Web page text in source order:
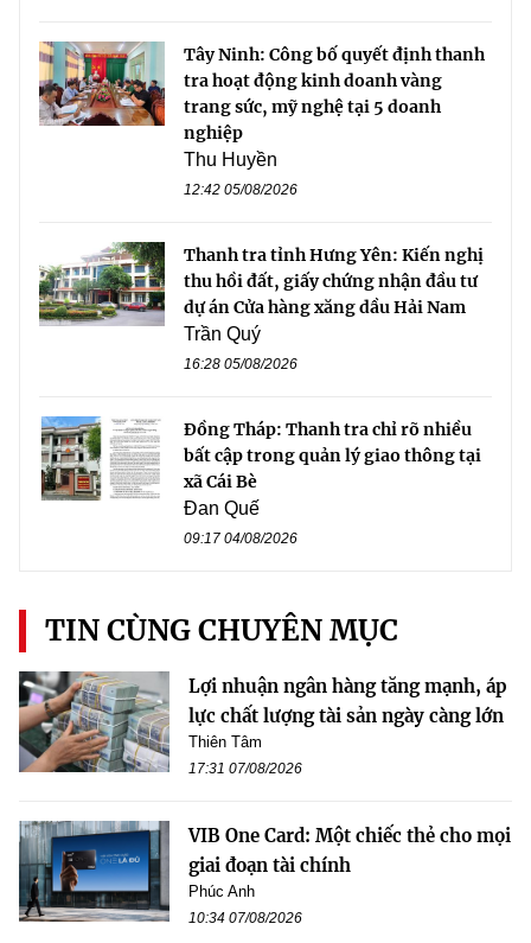
Tây Ninh: Công bố quyết định thanh
tra hoạt động kinh doanh vàng
trang sức, mỹ nghệ tại 5 doanh
nghiệp
Thu Huyền
12:42 05/08/2026
Thanh tra tỉnh Hưng Yên: Kiến nghị
thu hồi đất, giấy chứng nhận đầu tư
dự án Cửa hàng xăng dầu Hải Nam
Trần Quý
16:28 05/08/2026
Đồng Tháp: Thanh tra chỉ rõ nhiều
bất cập trong quản lý giao thông tại
xã Cái Bè
Đan Quế
09:17 04/08/2026
TIN CÙNG CHUYÊN MỤC
Lợi nhuận ngân hàng tăng mạnh, áp
lực chất lượng tài sản ngày càng lớn
Thiên Tâm
17:31 07/08/2026
VIB One Card: Một chiếc thẻ cho mọi
giai đoạn tài chính
Phúc Anh
10:34 07/08/2026